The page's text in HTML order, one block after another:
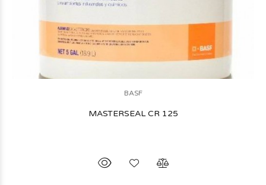
BASF
MASTERSEAL CR 125